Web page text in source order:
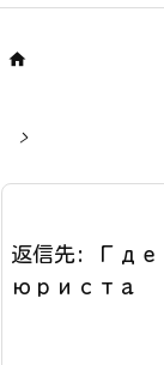

>
返信先:
юриста